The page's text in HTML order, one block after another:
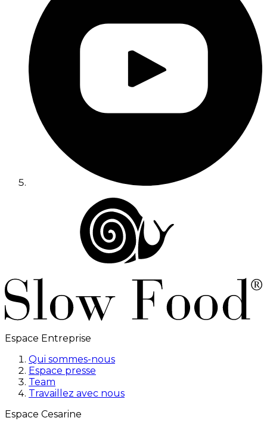
Espace Entreprise
Qui sommes-nous
Espace presse
Team
Travaillez avec nous
Espace Cesarine